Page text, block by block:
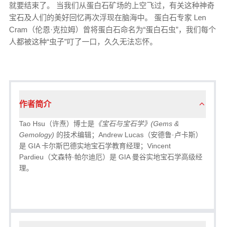
就要结束了。 当我们从蛋白石矿场的上空飞过，有关这种神奇
宝石及人们的美好回忆再次浮现在脑海中。 蛋白石专家 Len
Cram（伦恩·克拉姆）曾将蛋白石命名为“蛋白石虫”，我们每个
人都被这种“虫子”叮了一口，久久无法忘怀。
作者简介
Tao Hsu（许焘）博士是 《宝石与宝石学》(Gems &
Gemology) 的技术编辑；Andrew Lucas（安德鲁·卢卡斯）
是 GIA 卡尔斯巴德实地宝石学教育经理；Vincent
Pardieu（文森特·帕尔迪厄）是 GIA 曼谷实地宝石学高级经
理。